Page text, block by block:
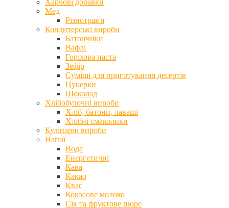
Харчові добавки
Мед
Різнотрав'я
Кондитерські вироби
Батончики
Вафлі
Горіхова паста
Зефір
Суміші для приготування десертів
Цукерки
Шоколад
Хлібобулочні вироби
Хліб, батони, лаваші
Хлібні смаколики
Кулінарні вироби
Напої
Вода
Енергетичні
Кава
Какао
Квас
Кокосове молоко
Сік та фруктове пюре